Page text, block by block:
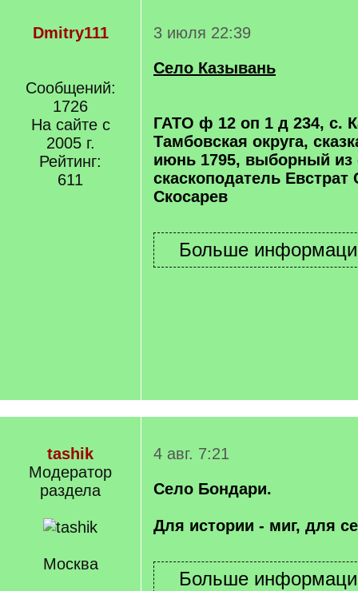
Dmitry111
Сообщений:
1726
На сайте с
2005 г.
Рейтинг:
611
3 июля 22:39
Село Казывань
ГАТО ф 12 оп 1 д 234, с.
Тамбовская округа,
июнь 1795, выборный из
скаскоподатель Евстрат
Скосарев
tashik
Модератор
раздела
Москва
4 авг. 7:21
Село Бондари.
Для истории - миг, для